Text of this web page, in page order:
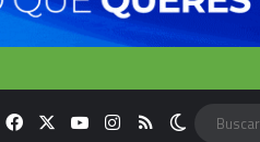
FacebookYouTubeInstagram
RSS Switch skin